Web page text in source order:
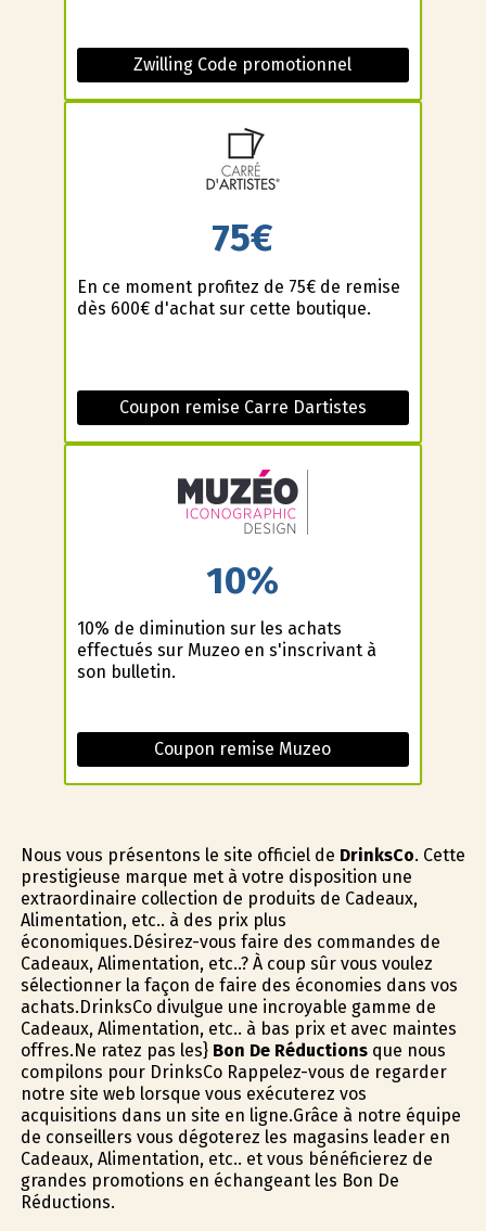
Zwilling Code promotionnel
75€
En ce moment profitez de 75€ de remise
dès 600€ d'achat sur cette boutique.
Coupon remise Carre Dartistes
10%
10% de diminution sur les achats
effectués sur Muzeo en s'inscrivant à
son bulletin.
Coupon remise Muzeo
Nous vous présentons le site officiel de DrinksCo. Cette
prestigieuse marque met à votre disposition une
extraordinaire collection de produits de Cadeaux,
Alimentation, etc.. à des prix plus
économiques.Désirez-vous faire des commandes de
Cadeaux, Alimentation, etc..? À coup sûr vous voulez
sélectionner la façon de faire des économies dans vos
achats.DrinksCo divulgue une incroyable gamme de
Cadeaux, Alimentation, etc.. à bas prix et avec maintes
offres.Ne ratez pas les} Bon De Réductionsque nous
compilons pour DrinksCo Rappelez-vous de regarder
notre site web lorsque vous exécuterez vos
acquisitions dans un site en ligne.Grâce à notre équipe
de conseillers vous dégoterez les magasins leader en
Cadeaux, Alimentation, etc.. et vous bénéficierez de
grandes promotions en échangeant les Bon De
Réductions.